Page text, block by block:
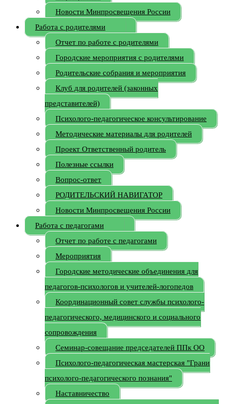
Новости Минпросвещения России
Работа с родителями
Отчет по работе с родителями
Городские мероприятия с родителями
Родительские собрания и мероприятия
Клуб для родителей (законных
представителей)
Психолого-педагогическое консультирование
Методические материалы для родителей
Проект Ответственный родитель
Полезные ссылки
Вопрос-ответ
РОДИТЕЛЬСКИЙ НАВИГАТОР
Новости Минпросвещения России
Работа с педагогами
Отчет по работе с педагогами
Мероприятия
Городские методические объединения для
педагогов-психологов и учителей-логопедов
Координационный совет службы психолого-
педагогического, медицинского и социального
сопровождения
Семинар-совещание председателей ППк ОО
Психолого-педагогическая мастерская "Грани
психолого-педагогического познания"
Наставничество